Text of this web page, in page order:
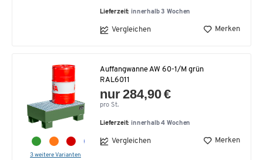
Lieferzeit: innerhalb 3 Wochen
Vergleichen Merken
3 weitere Varianten
Auffangwanne AW 60-1/M grün
RAL6011
nur 284,90 €
pro St.
Lieferzeit: innerhalb 4 Wochen
Vergleichen Merken